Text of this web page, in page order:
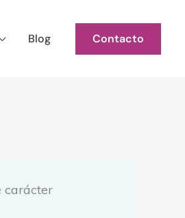
Blog Contacto
carácter